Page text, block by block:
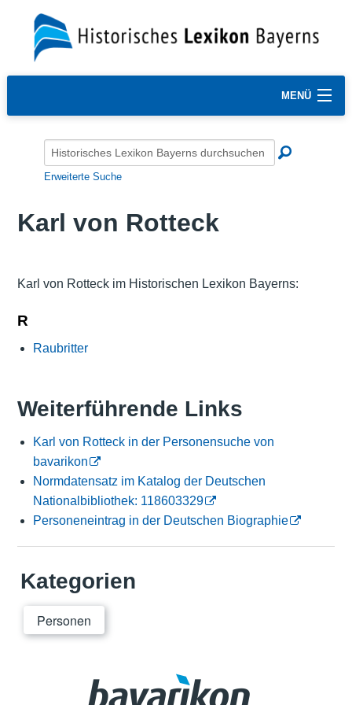
MENÜ
Erweiterte Suche
Karl von Rotteck
Karl von Rotteck im Historischen Lexikon Bayerns:
R
Raubritter
Weiterführende Links
Karl von Rotteck in der Personensuche von
bavarikon
Normdatensatz im Katalog der Deutschen
Nationalbibliothek: 118603329
Personeneintrag in der Deutschen Biographie
Kategorien
Personen